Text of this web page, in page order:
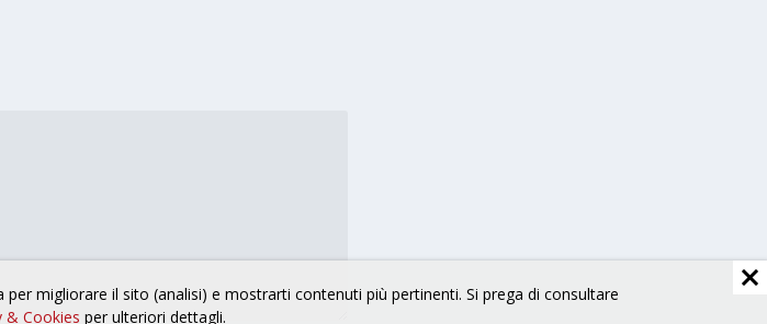
migliorare il sito (analisi) e mostrarti contenuti più pertinenti. Si prega di consultare
& Cookies per ulteriori dettagli.